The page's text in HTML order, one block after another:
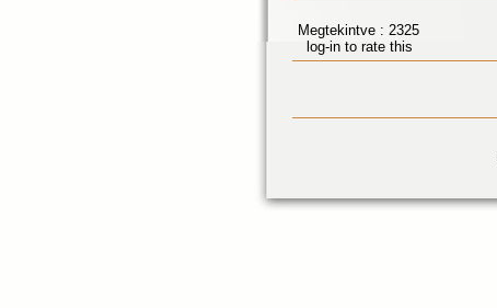
Megtekintve : 2325
log-in to rate this